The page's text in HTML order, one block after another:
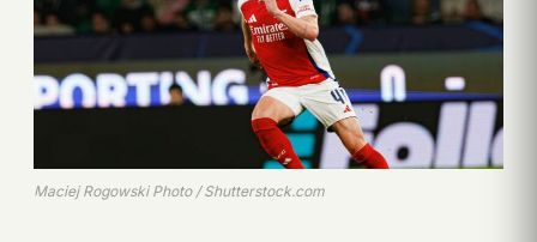
Maciej Rogowski Photo / Shutterstock.com